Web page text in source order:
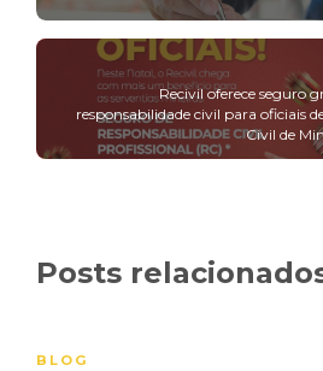
Recivil oferece seguro
responsabilidade civil para oficiais
Civil de
Posts
BLOG